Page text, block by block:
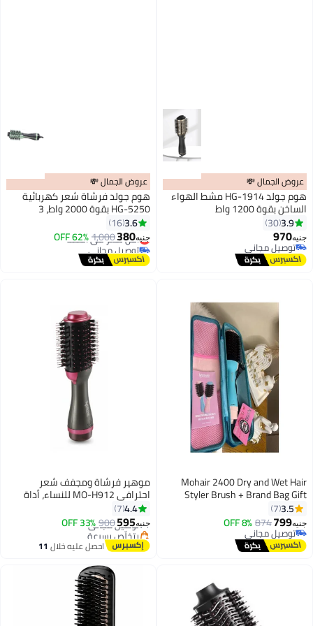
عروض الجمال 💸
هوم جولد HG-1914 مشط الهواء
الساخن بقوة 1200 واط
3.9
30
جنيه970
توصيل مجاني
توصيل مجاني
عروض الجمال 💸
هوم جولد فرشاة شعر كهربائية
HG-5250 بقوة 2000 واط، 3
مستويات للحرارة وتدفق الهواء
3.6
16
جنيه380
1,000
62% OFF
أقل سعر في السنة
توصيل مجاني
أقل سعر في السنة
Mohair 2400 Dry and Wet Hair
Styler Brush + Brand Bag Gift
2400 Watts
3.5
7
جنيه799
874
8% OFF
توصيل مجاني
توصيل مجاني
موهير فرشاة ومجفف شعر
احترافي MO-H912 للنساء، أداة
تصفيف بالهواء الساخن بإعدادات
حرارة مزدوجة، وخاصية الهواء
البارد، وحماية من الحرارة، وفوهة
قابلة للفصل للحصول على نتائج
احترافية.
4.4
7
جنيه595
900
33% OFFتوصيل مجاني
بتخلّص بسرعة
توصيل مجانياحصل عليه خلال 11